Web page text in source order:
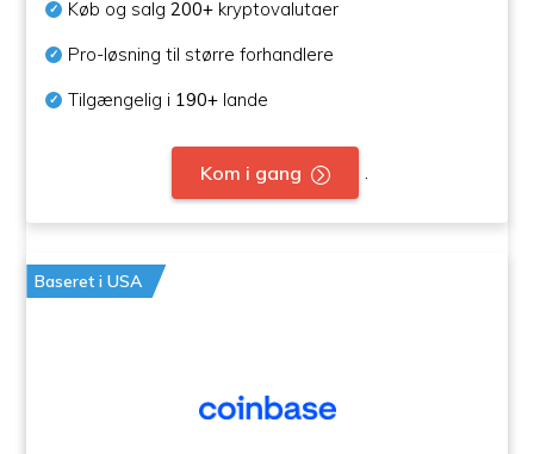
Køb og salg200+ kryptovalutaer
Pro-løsning til større forhandlere
Tilgængelig i 190+ lande
Kom i gang
Baseret i USA